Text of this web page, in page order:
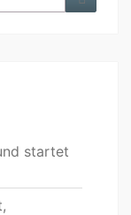
startet